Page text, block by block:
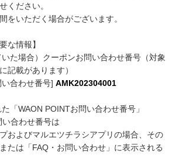
ください。
をいただく場合がございます。
な情報】
た場合）クーポンお問い合わせ番号（対象
記載があります）
合わせ番号] AMK202304001
「WAON POINTお問い合わせ番号」
合わせ番号は
およびマルエツチラシアプリの場合、その
たは「FAQ・お問い合わせ」に表示される